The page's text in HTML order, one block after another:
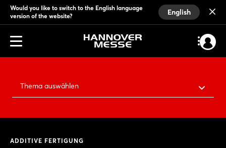
Would you like to switch to the English language
version of the website?
English
Thema auswählen
ADDITIVE FERTIGUNG